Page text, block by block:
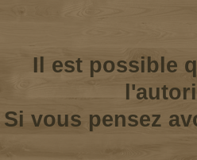
Il est possible
Si vous pensez